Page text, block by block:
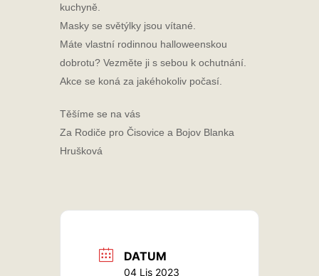
kuchyně.
Masky se světýlky jsou vítané.
Máte vlastní rodinnou halloweenskou
dobrotu? Vezměte ji s sebou k ochutnání.
Akce se koná za jakéhokoliv počasí.
Těšíme se na vás
Za Rodiče pro Čisovice a Bojov Blanka
Hrušková
DATUM
04 Lis 2023